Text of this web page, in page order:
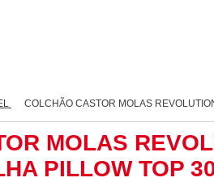
COLCHÃO CASTOR MOLAS
MOLAS
PILLOW TOP